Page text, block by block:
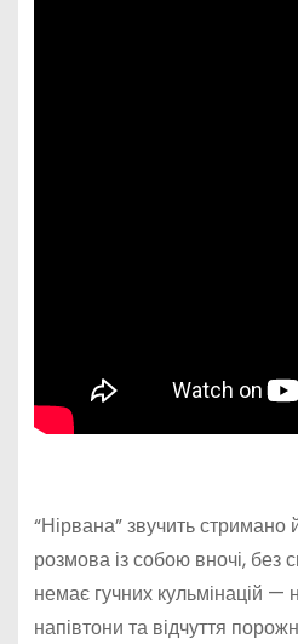
“Нірвана” звучить стримано
розмова із собою вночі, без
немає гучних кульмінацій —
напівтони та відчуття